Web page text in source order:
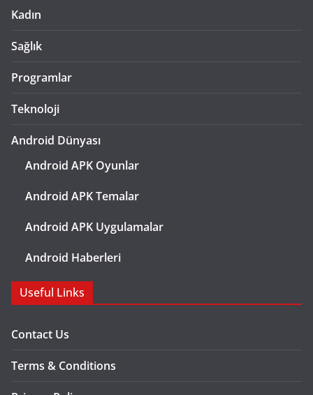
Kadın
Sağlık
Programlar
Teknoloji
Android Dünyası
Android APK Oyunlar
Android APK Temalar
Android APK Uygulamalar
Android Haberleri
Useful Links
Contact Us
Terms & Conditions